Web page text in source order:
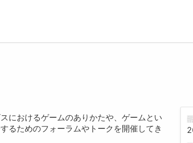
におけるゲームのありかたや、ゲームとい
るためのフォーラムやトークを開催してき